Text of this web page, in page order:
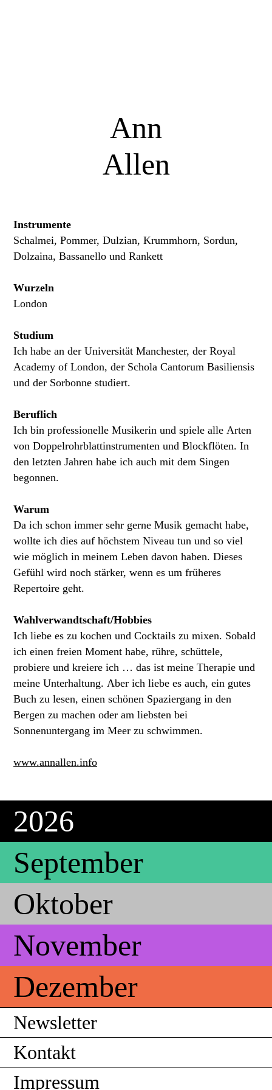
Ann
Allen
Instrumente
Schalmei, Pommer, Dulzian, Krummhorn, Sordun,
Dolzaina, Bassanello und Rankett
Wurzeln
London
Studium
Ich habe an der Universität Manchester, der Royal
Academy of London, der Schola Cantorum Basiliensis
und der Sorbonne studiert.
Beruflich
Ich bin professionelle Musikerin und spiele alle Arten
von Doppelrohrblattinstrumenten und Blockflöten. In
den letzten Jahren habe ich auch mit dem Singen
begonnen.
Warum
Da ich schon immer sehr gerne Musik gemacht habe,
wollte ich dies auf höchstem Niveau tun und so viel
wie möglich in meinem Leben davon haben. Dieses
Gefühl wird noch stärker, wenn es um früheres
Repertoire geht.
Wahlverwandtschaft/Hobbies
Ich liebe es zu kochen und Cocktails zu mixen. Sobald
ich einen freien Moment habe, rühre, schüttele,
probiere und kreiere ich … das ist meine Therapie und
meine Unterhaltung. Aber ich liebe es auch, ein gutes
Buch zu lesen, einen schönen Spaziergang in den
Bergen zu machen oder am liebsten bei
Sonnenuntergang im Meer zu schwimmen.
www.annallen.info
2026
September
Oktober
November
Dezember
Newsletter
Kontakt
Impressum